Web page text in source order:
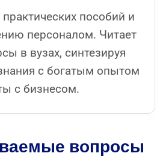
пособий и
персоналом. Читает
в вузах, синтезируя
с богатым опытом
с бизнесом.
вопросы